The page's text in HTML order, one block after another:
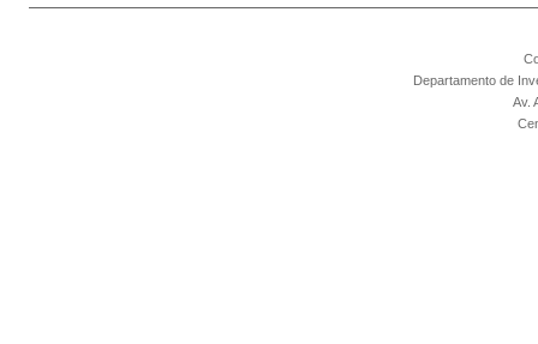
Departamento de
Av.